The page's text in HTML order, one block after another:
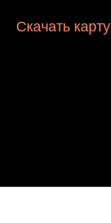
Скачать карту